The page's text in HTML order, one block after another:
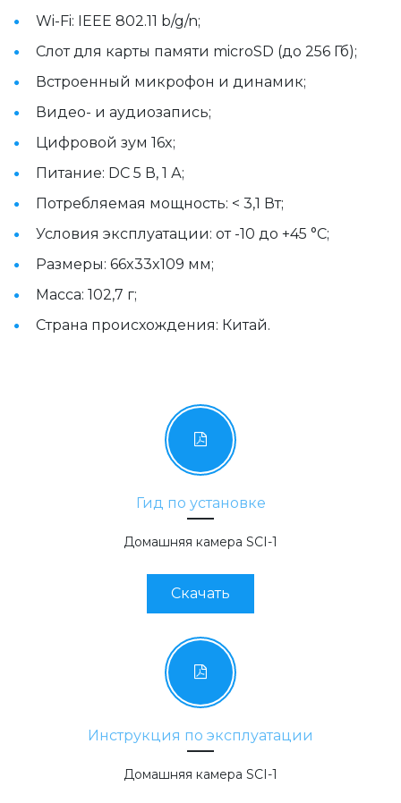
Wi-Fi: IEEE 802.11 b/g/n;
Слот для карты памяти microSD (до 256 Гб);
Встроенный микрофон и динамик;
Видео- и аудиозапись;
Цифровой зум 16x;
Питание: DC 5 В, 1 А;
Потребляемая мощность: < 3,1 Вт;
Условия эксплуатации: от -10 до +45 °C;
Размеры: 66x33x109 мм;
Масса: 102,7 г;
Страна происхождения: Китай.
Гид по установке
Домашняя камера SCI-1
Скачать
Инструкция по эксплуатации
Домашняя камера SCI-1